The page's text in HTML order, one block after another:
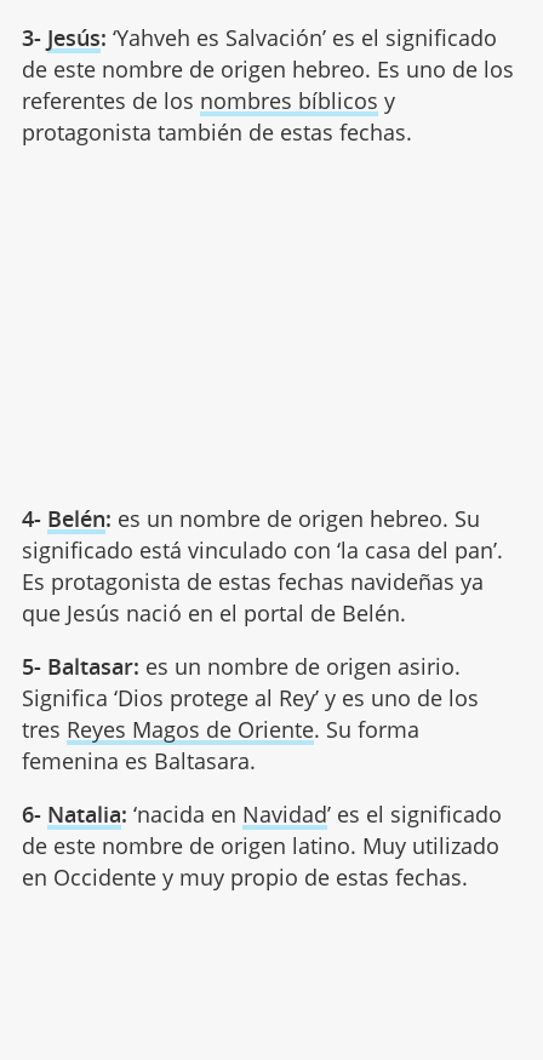
3- Jesús: ‘Yahveh es Salvación’ es el significado
de este nombre de origen hebreo. Es uno de los
referentes de los nombres bíblicos y
protagonista también de estas fechas.
4- Belén: es un nombre de origen hebreo. Su
significado está vinculado con ‘la casa del pan’.
Es protagonista de estas fechas navideñas ya
que Jesús nació en el portal de Belén.
5- Baltasar: es un nombre de origen asirio.
Significa ‘Dios protege al Rey’ y es uno de los
tres Reyes Magos de Oriente. Su forma
femenina es Baltasara.
6- Natalia: ‘nacida en Navidad’ es el significado
de este nombre de origen latino. Muy utilizado
en Occidente y muy propio de estas fechas.